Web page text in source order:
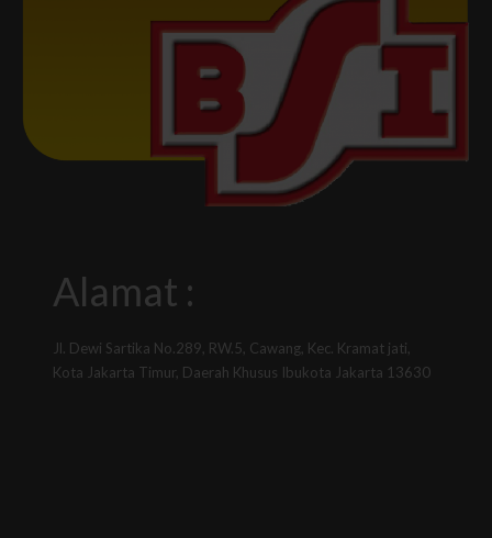
Alamat :
Jl. Dewi Sartika No.289, RW.5, Cawang, Kec. Kramat jati,
Kota Jakarta Timur, Daerah Khusus Ibukota Jakarta 13630